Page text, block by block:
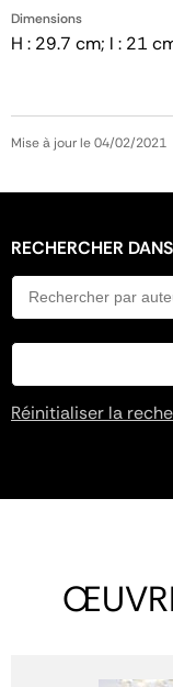
Dimensions
H : 29.7 cm; l : 21
Mise à jour le 04/02/2021
RECHERCHER
Réinitialiser la